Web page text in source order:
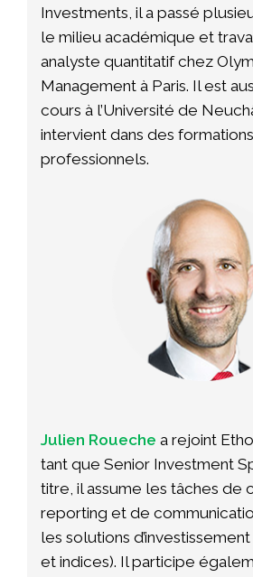
Investments, il a passé
le milieu académique et
analyste quantitatif chez
Management à Paris. Il est
cours à l’Université de
intervient dans des
professionnels.
Julien Roueche a rejoint
tant que Senior Investment
titre, il assume les tâches de
reporting et de
les solutions d’investissement
et indices). Il participe